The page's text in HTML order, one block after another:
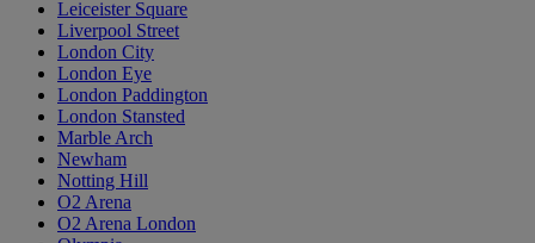
Leiceister Square
Liverpool Street
London City
London Eye
London Paddington
London Stansted
Marble Arch
Newham
Notting Hill
O2 Arena
O2 Arena London